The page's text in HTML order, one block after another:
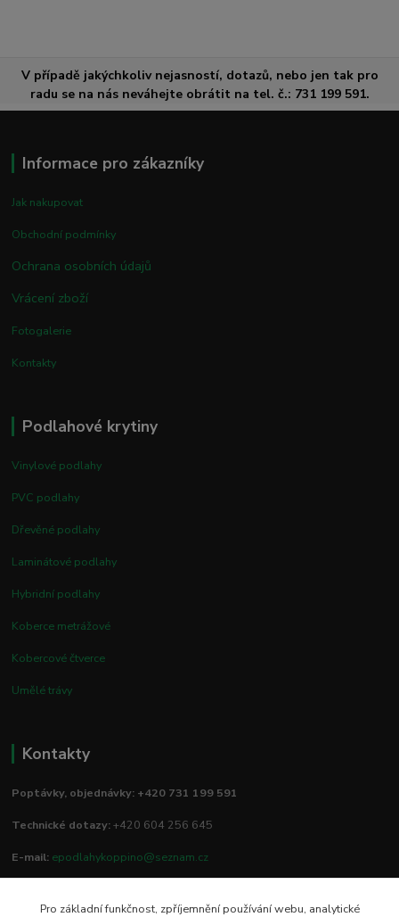
V případě jakýchkoliv nejasností, dotazů, nebo jen tak pro
radu se na nás neváhejte obrátit na tel. č.: 731 199 591.
Informace pro zákazníky
Jak nakupovat
Obchodní podmínky
Ochrana osobních údajů
Vrácení zboží
Fotogalerie
Kontakty
Podlahové krytiny
Vinylové podlahy
PVC podlahy
Dřevěné podlahy
Laminátové podlahy
Hybridní podlahy
Koberce metrážové
Kobercové čtverce
Umělé trávy
Kontakty
Poptávky, objednávky: +420 731 199 591
Technické dotazy:+420 604 256 645
E-mail: epodlahykoppino@seznam.cz
Pro základní funkčnost, zpříjemnění používání webu, analytické